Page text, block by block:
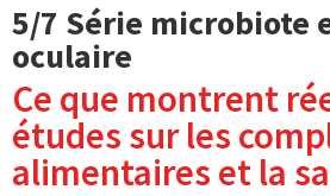
5/7 Série microbiote
oculaire
Ce que montrent
études sur les
alimentaires et la